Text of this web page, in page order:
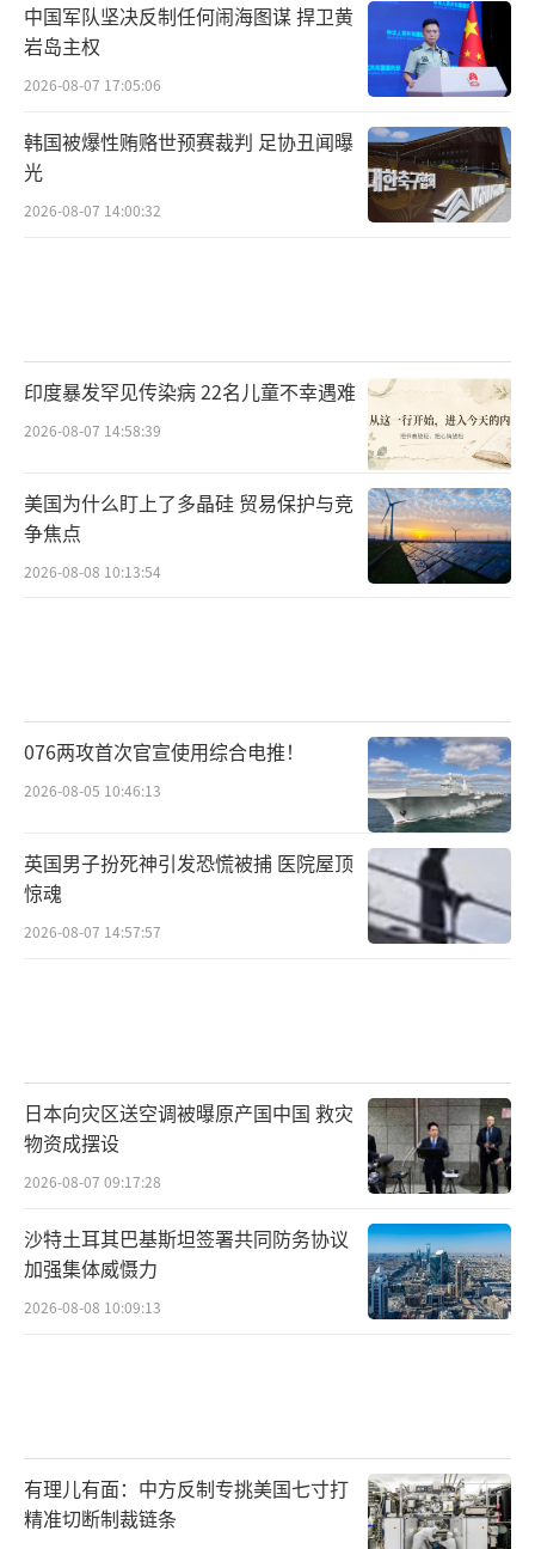
中国军队坚决反制任何闹海图谋 捍卫黄
岩岛主权
2026-08-07 17:05:06
韩国被爆性贿赂世预赛裁判 足协丑闻曝
光
2026-08-07 14:00:32
印度暴发罕见传染病 22名儿童不幸遇难
2026-08-07 14:58:39
美国为什么盯上了多晶硅 贸易保护与竞
争焦点
2026-08-08 10:13:54
076两攻首次官宣使用综合电推！
2026-08-05 10:46:13
英国男子扮死神引发恐慌被捕 医院屋顶
惊魂
2026-08-07 14:57:57
日本向灾区送空调被曝原产国中国 救灾
物资成摆设
2026-08-07 09:17:28
沙特土耳其巴基斯坦签署共同防务协议
加强集体威慑力
2026-08-08 10:09:13
有理儿有面：中方反制专挑美国七寸打
精准切断制裁链条